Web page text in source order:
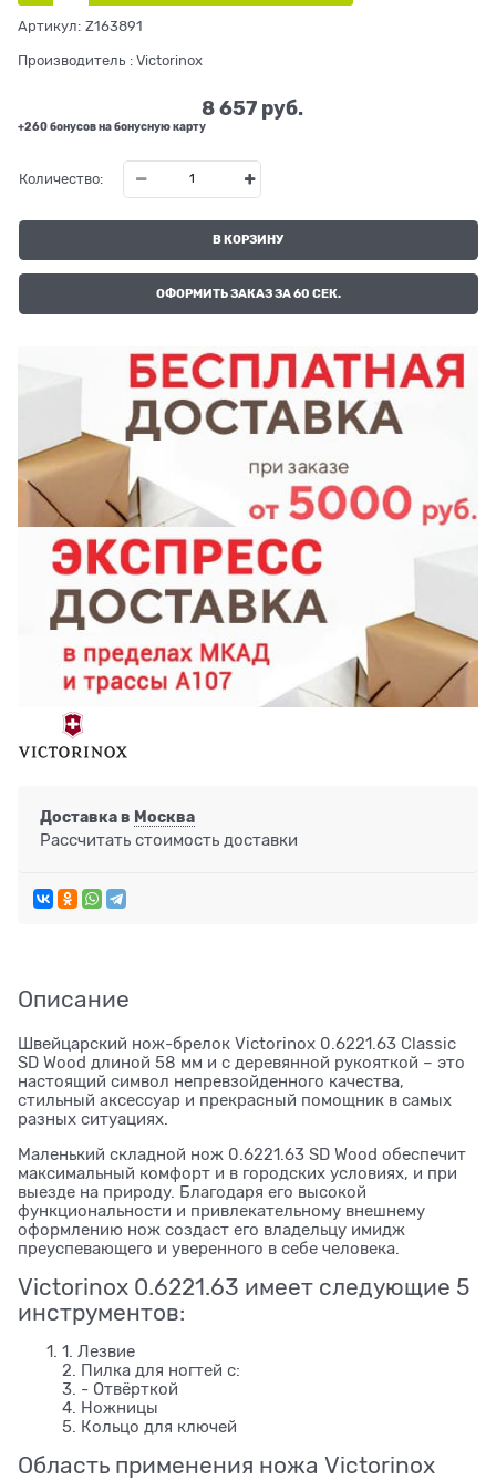
Артикул: Z163891
Производитель : Victorinox
8 657 руб.
+260 бонусов на бонусную карту
Количество:
В КОРЗИНУ
ОФОРМИТЬ ЗАКАЗ ЗА 60 СЕК.
Доставка в Москва
Рассчитать стоимость доставки
Описание
Швейцарский нож-брелок Victorinox 0.6221.63 Classic
SD Wood длиной 58 мм и с деревянной рукояткой – это
настоящий символ непревзойденного качества,
стильный аксессуар и прекрасный помощник в самых
разных ситуациях.
Маленький складной нож 0.6221.63 SD Wood обеспечит
максимальный комфорт и в городских условиях, и при
выезде на природу. Благодаря его высокой
функциональности и привлекательному внешнему
оформлению нож создаст его владельцу имидж
преуспевающего и уверенного в себе человека.
Victorinox 0.6221.63 имеет следующие 5
инструментов:
1. Лезвие
2. Пилка для ногтей с:
3. - Отвёрткой
4. Ножницы
5. Кольцо для ключей
Область применения ножа Victorinox